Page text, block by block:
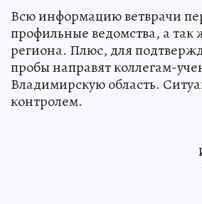
Всю информацию ветврачи
профильные ведомства, а так
региона. Плюс, для
пробы направят коллегам-
Владимирскую область.
контролем.